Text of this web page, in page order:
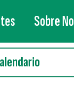
Sobre